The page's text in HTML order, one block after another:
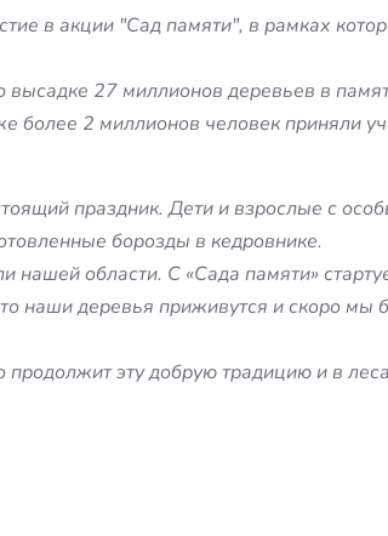
в акции "Сад памяти", в рамках
высадке 27 миллионов деревьев в
2 миллионов человек приняли
праздник. Дети и взрослые с
борозды в кедровнике.
нашей области. С «Сада памяти»
наши деревья приживутся и скоро мы
эту добрую традицию и в